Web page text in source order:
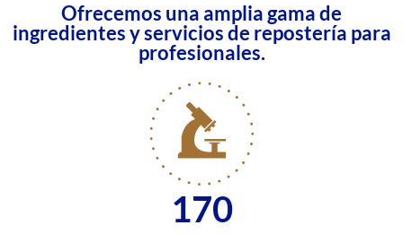
Ofrecemos una amplia gama de
ingredientes y servicios de repostería para
profesionales.
170